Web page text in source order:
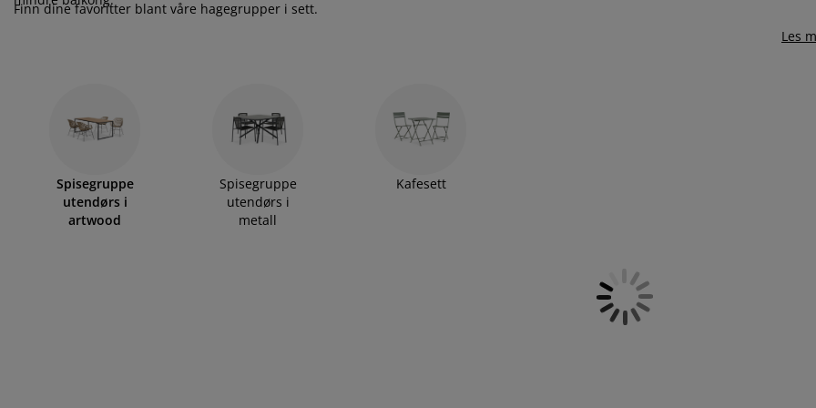
med oppbevaring
og pleie
og tilbehør
og metervarer
Finn dine favoritter blant våre hagegrupper i sett.
Les
Spisegruppe
utendørs i
artwood
Spisegruppe
utendørs i
metall
Kafesett